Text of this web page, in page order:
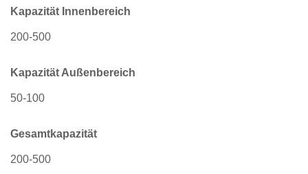
Kapazität Innenbereich
200-500
Kapazität Außenbereich
50-100
Gesamtkapazität
200-500